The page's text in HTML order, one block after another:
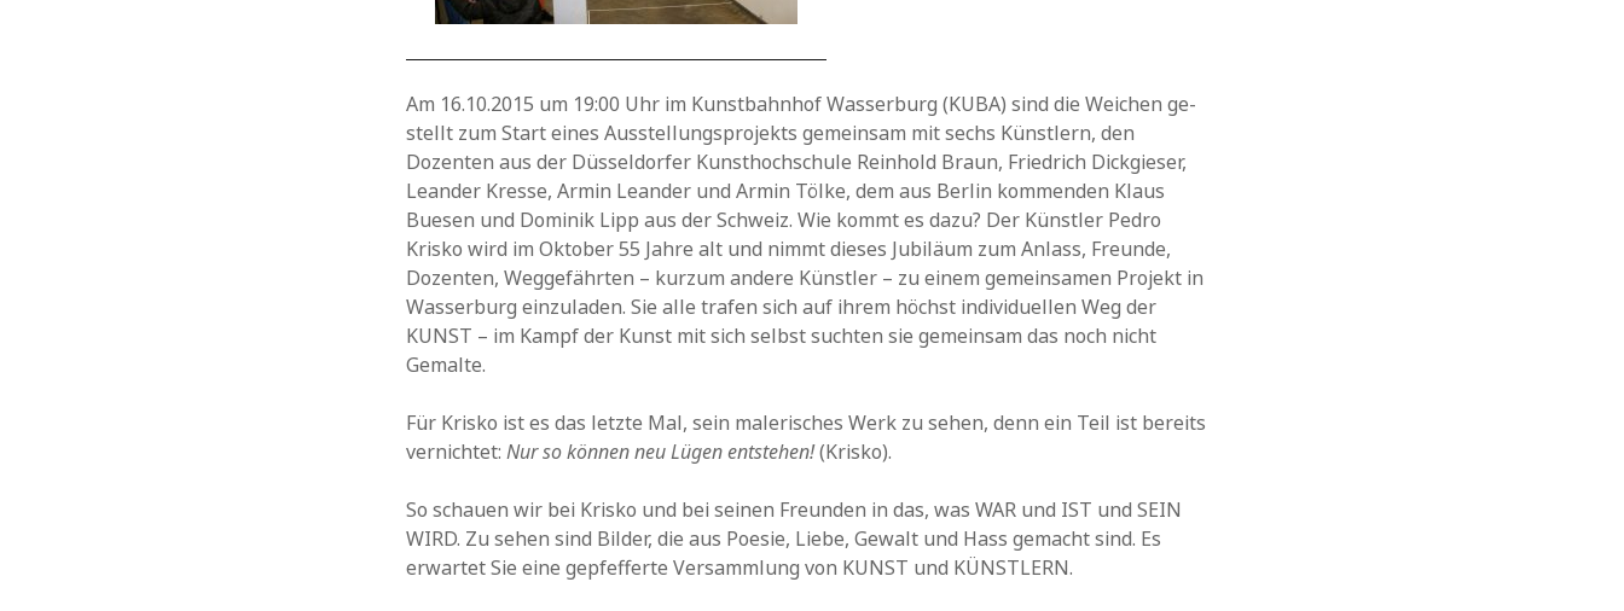
Am 16.10.2015 um 19:00 Uhr im Kunstbahnhof Wasserburg (KUBA) sind die Weichen ge­
stellt zum Start eines Aus­stellungsprojekts ge­meinsam mit sechs Künstlern, den
Dozenten aus der Düs­seldorfer Kunsthoch­schule Rein­hold Braun, Fried­rich Dick­gie­ser,
Leander Kresse, Armin Lean­der und Armin Töl­ke, dem aus Ber­lin kommenden Klaus
Buesen und Domi­nik Lipp aus der Schweiz. Wie kommt es dazu? Der Künstler Pedro
Krisko wird im Ok­to­ber 55 Jahre alt und nimmt dieses Ju­bi­läum zum Anlass, Freunde,
Dozenten, Weggefährten – kurzum andere Künst­ler – zu ei­nem gemeinsa­men Pro­jekt in
Wasser­burg ein­zu­laden. Sie alle trafen sich auf ihrem höchst in­dividuellen Weg der
KUNST – im Kampf der Kunst mit sich selbst suchten sie ge­meinsam das noch nicht
Gemalte.
Für Krisko ist es das letz­te Mal, sein male­ri­sches Werk zu sehen, denn ein Teil ist bereits
vernichtet:Nur so kön­nen neu Lü­gen entste­hen!(Krisko).
So schauen wir bei Kris­ko und bei seinen Freunden in das, was WAR und IST und SEIN
WIRD. Zu se­hen sind Bil­der, die aus Poesie, Lie­be, Gewalt und Hass ge­macht sind. Es
erwar­tet Sie eine gepfef­ferte Ver­sammlung von KUNST und KÜNST­LERN.